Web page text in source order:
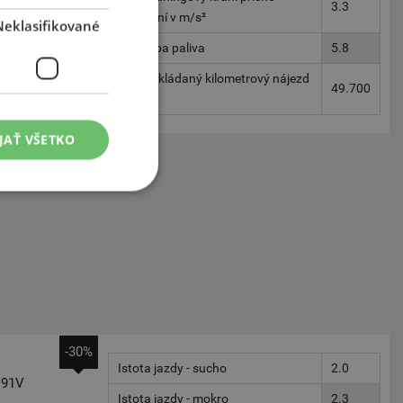
vysoký
zrychlení v m/s²
3.3
Spotreba paliva 5.8
Předpokládaný kilometrový nájezd
49.700
91V
-30%
Istota jazdy - sucho 2.0
Istota jazdy - mokro 2.3
VŠETKO